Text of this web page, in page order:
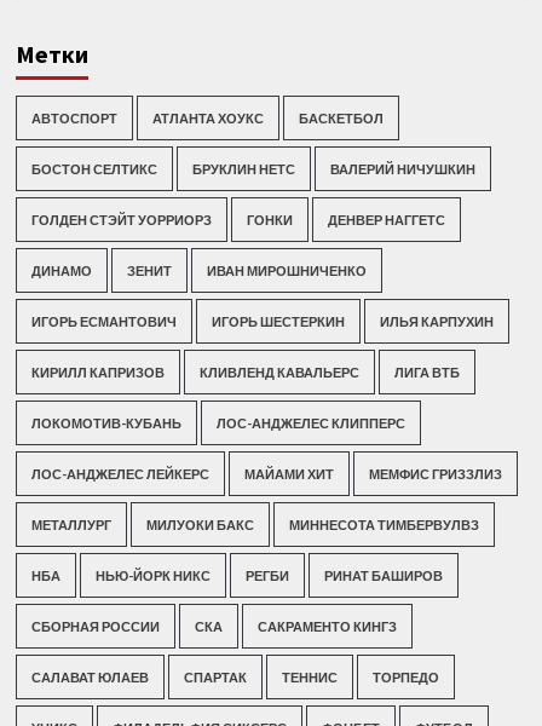
Метки
АВТОСПОРТ АТЛАНТА ХОУКС БАСКЕТБОЛ
БОСТОН СЕЛТИКС БРУКЛИН НЕТС ВАЛЕРИЙ НИЧУШКИН
ГОЛДЕН СТЭЙТ УОРРИОРЗ ГОНКИ ДЕНВЕР НАГГЕТС
ДИНАМО ЗЕНИТ ИВАН МИРОШНИЧЕНКО
ИГОРЬ ЕСМАНТОВИЧ ИГОРЬ ШЕСТЕРКИН ИЛЬЯ КАРПУХИН
КИРИЛЛ КАПРИЗОВ КЛИВЛЕНД КАВАЛЬЕРС ЛИГА ВТБ
ЛОКОМОТИВ-КУБАНЬ ЛОС-АНДЖЕЛЕС КЛИППЕРС
ЛОС-АНДЖЕЛЕС ЛЕЙКЕРС МАЙАМИ ХИТ МЕМФИС ГРИЗЗЛИЗ
МЕТАЛЛУРГ МИЛУОКИ БАКС МИННЕСОТА ТИМБЕРВУЛВЗ
НБА НЬЮ-ЙОРК НИКС РЕГБИ РИНАТ БАШИРОВ
СБОРНАЯ РОССИИ СКА САКРАМЕНТО КИНГЗ
САЛАВАТ ЮЛАЕВ СПАРТАК ТЕННИС ТОРПЕДО